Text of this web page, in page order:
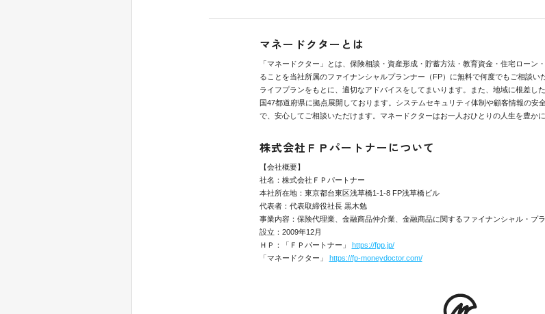
マネードクターとは
「マネードクター」とは、保険相談・資産形成・貯蓄方法・教育資金・住宅ローン
ることを当社所属のファイナンシャルプランナー（FP）に無料で何度でもご相談い
ライフプランをもとに、適切なアドバイスをしてまいります。また、地域に根差し
国47都道府県に拠点展開しております。システムセキュリティ体制や顧客情報の安
で、安心してご相談いただけます。マネードクターはお一人おひとりの人生を豊か
株式会社ＦＰパートナーについて
【会社概要】
社名：株式会社ＦＰパートナー
本社所在地：東京都台東区浅草橋1-1-8 FP浅草橋ビル
代表者：代表取締役社長 黒木勉
事業内容：保険代理業、金融商品仲介業、金融商品に関するファイナンシャル・プ
設立：2009年12月
ＨＰ：「ＦＰパートナー」 https://fpp.jp/
「マネードクター」 https://fp-moneydoctor.com/